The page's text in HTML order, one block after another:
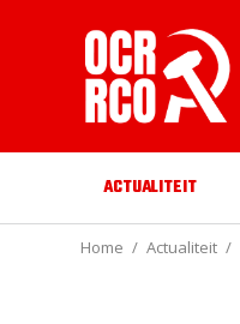
ACTUALITEIT
Home Actualiteit